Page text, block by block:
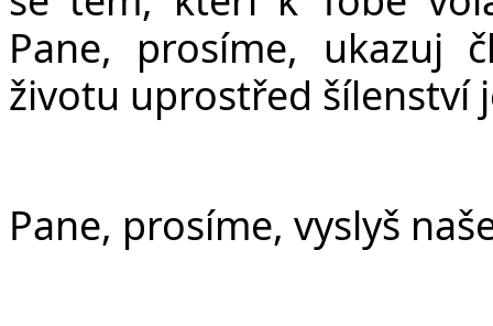
Pane, prosíme, ukazuj
životu uprostřed šílenství
Pane, prosíme, vyslyš